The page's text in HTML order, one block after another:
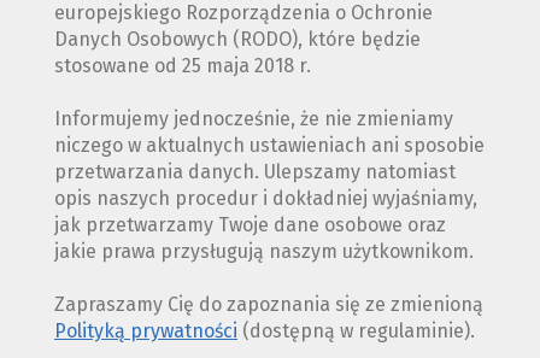
europejskiego Rozporządzenia o Ochronie
Danych Osobowych (RODO), które będzie
stosowane od 25 maja 2018 r.
Informujemy jednocześnie, że nie zmieniamy
niczego w aktualnych ustawieniach ani sposobie
przetwarzania danych. Ulepszamy natomiast
opis naszych procedur i dokładniej wyjaśniamy,
jak przetwarzamy Twoje dane osobowe oraz
jakie prawa przysługują naszym użytkownikom.
Zapraszamy Cię do zapoznania się ze zmienioną
Polityką prywatności (dostępną w regulaminie).